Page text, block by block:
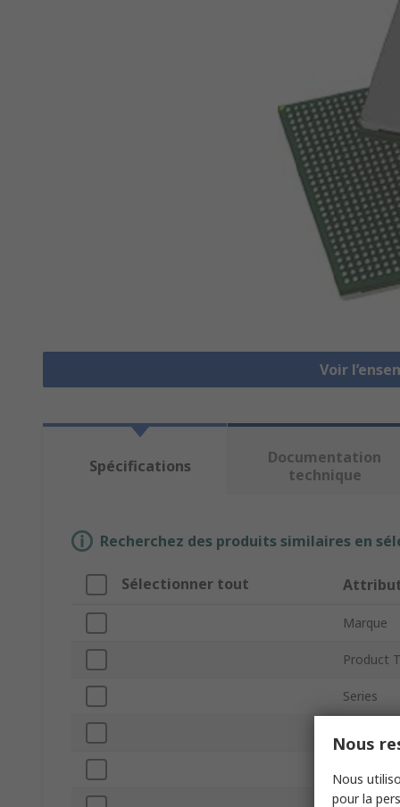
Voir
Spécifications
Documentation
technique
Recherchez des produits similaires en
Sélectionner tout
Marque
Product
Series
Nous
Nous
pour la